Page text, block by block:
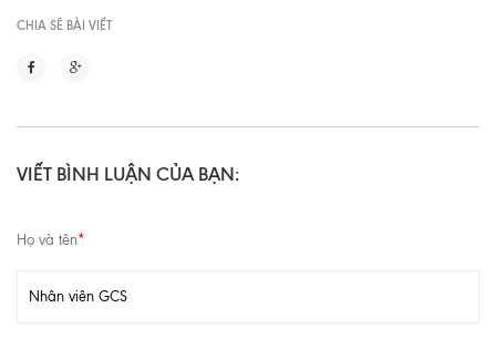
CHIA SẼ BÀI VIẾT
VIẾT BÌNH LUẬN CỦA BẠN:
Họ và tên*